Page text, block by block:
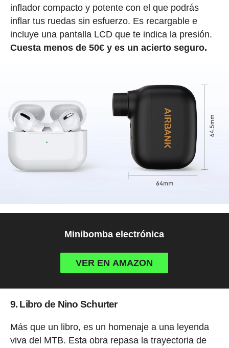
inflador compacto y potente con el que podrás
inflar tus ruedas sin esfuerzo. Es recargable e
incluye una pantalla LCD que te indica la presión.
Cuesta menos de 50€ y es un acierto seguro.
Minibomba electrónica
VER EN AMAZON
9. Libro de Nino Schurter
Más que un libro, es un homenaje a una leyenda
viva del MTB. Esta obra repasa la trayectoria de